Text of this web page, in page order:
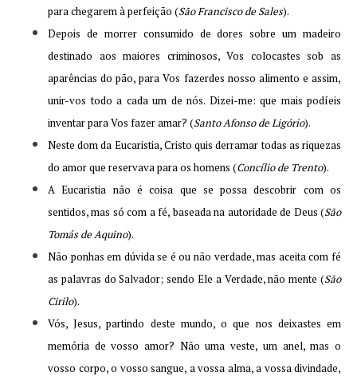
para chegarem à perfeição (São Francisco de Sales).
Depois de morrer consumido de dores sobre um madeiro
destinado aos maiores criminosos, Vos colocastes sob as
aparências do pão, para Vos fazerdes nosso alimento e assim,
unir-vos todo a cada um de nós. Dizei-me: que mais podíeis
inventar para Vos fazer amar? (Santo Afonso de Ligório).
Neste dom da Eucaristia, Cristo quis derramar todas as riquezas
do amor que reservava para os homens (Concílio de Trento).
A Eucaristia não é coisa que se possa descobrir com os
sentidos, mas só com a fé, baseada na autoridade de Deus (São
Tomás de Aquino).
Não ponhas em dúvida se é ou não verdade, mas aceita com fé
as palavras do Salvador; sendo Ele a Verdade, não mente (São
Cirilo).
Vós, Jesus, partindo deste mundo, o que nos deixastes em
memória de vosso amor? Não uma veste, um anel, mas o
vosso corpo, o vosso sangue, a vossa alma, a vossa divindade,